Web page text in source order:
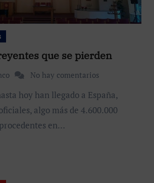
que se pierden
No hay comentarios
algo más de 4.600.000
en…